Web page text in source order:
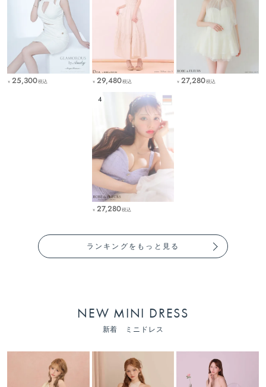
￥ 25,300税込 ￥ 29,480税込 ￥ 27,280税込
￥ 27,280税込
ランキングをもっと見る
NEW MINI DRESS
新着 ミニドレス